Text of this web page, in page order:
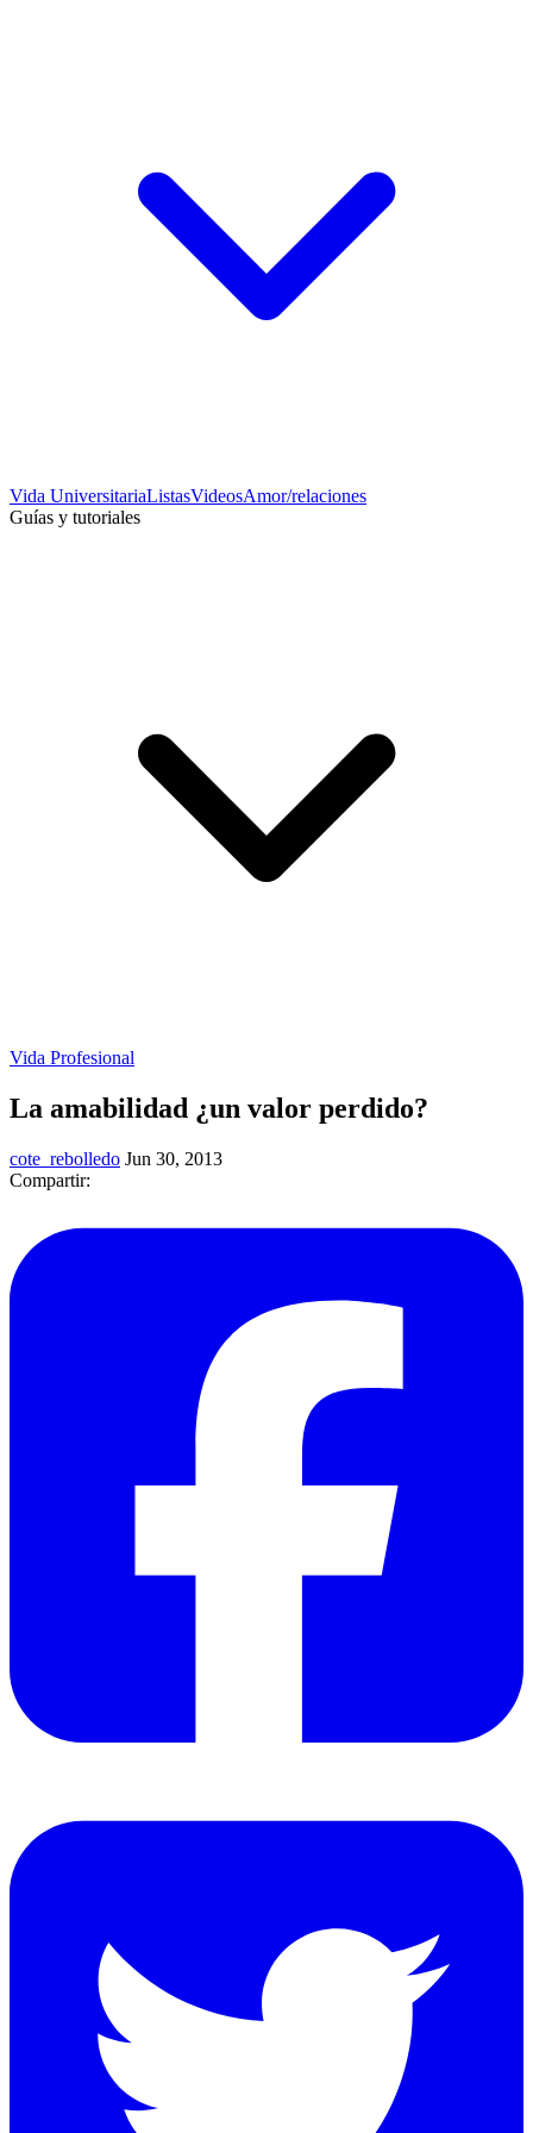
Vida UniversitariaListasVideosAmor/relaciones
Guías y tutoriales
Vida Profesional
La amabilidad ¿un valor perdido?
cote_rebolledo Jun 30, 2013
Compartir: